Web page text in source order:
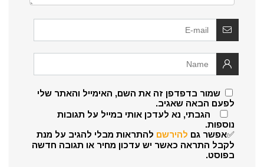
שמור בדפדפן זה את השם, האימייל והאתר שלי
לפעם הבאה שאגיב.
הגבתי, נא לעדכן אותי במייל על תגובות
נוספות.
✅אפשר גם להירשם להתראות מבלי להגיב על מנת
לקבל התראה כאשר יש עדכון מחיר או תגובה חדשה
בפוסט.